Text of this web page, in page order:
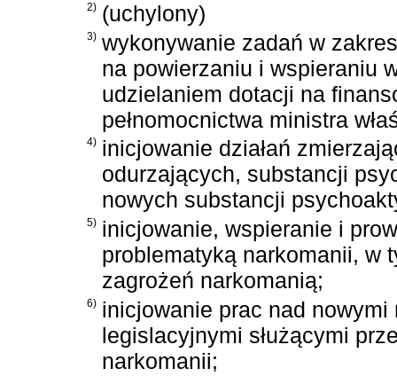
2) (uchylony)
3) wykonywanie zadań w
na powierzaniu i wspieraniu
udzielaniem dotacji na
pełnomocnictwa ministra
4) inicjowanie działań
odurzających, substancji
nowych substancji
5) inicjowanie, wspieranie i
problematyką narkomanii, w
zagrożeń narkomanią;
6) inicjowanie prac nad nowymi
legislacyjnymi służącymi
narkomanii;